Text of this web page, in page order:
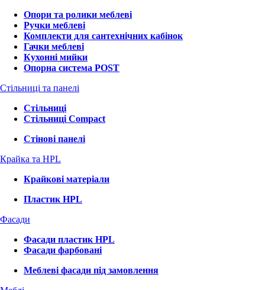
Опори та ролики меблеві
Ручки меблеві
Комплекти для сантехнічних кабінок
Гачки меблеві
Кухонні мийки
Опорна система POST
Стільниці та панелі
Стільниці
Стільниці Compact
Стінові панелі
Крайка та HPL
Крайкові матеріали
Пластик HPL
Фасади
Фасади пластик HPL
Фасади фарбовані
Меблеві фасади під замовлення